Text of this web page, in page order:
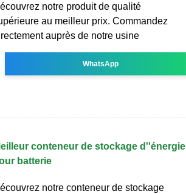
notre produit de qualité
au meilleur prix. Commandez
auprès de notre usine
WhatsApp
conteneur de stockage d''énergie
batterie
notre conteneur de stockage